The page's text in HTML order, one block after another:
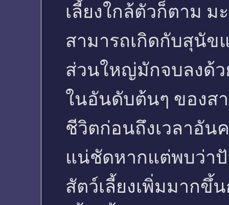
เลี้ยงใกล้ตัวก็ตาม ม
สามารถเกิดกับสุนัข
ส่วนใหญ่มักจบลงด้ว
ในอันดับต้นๆ ของส
ชีวิตก่อนถึงเวลาอัน
แน่ชัดหากแต่พบว่าปั
สัตว์เลี้ยงเพิ่มมากขึ้